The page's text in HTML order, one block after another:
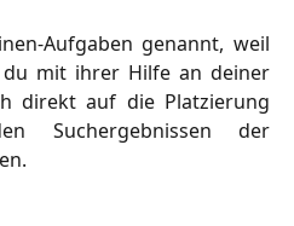
Aufgaben genannt, weil
mit ihrer Hilfe an deiner
direkt auf die Platzierung
Suchergebnissen der